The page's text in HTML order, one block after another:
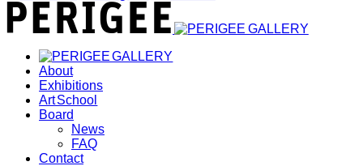
About
Exhibitions
Art School
Board
News
FAQ
Contact